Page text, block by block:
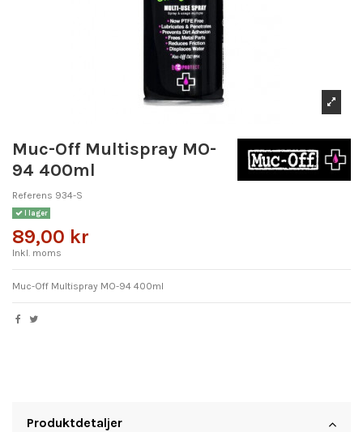
Muc-Off Multispray MO-
94 400ml
Referens 934-S
I lager
89,00 kr
Inkl. moms
Muc-Off Multispray MO-94 400ml
Produktdetaljer